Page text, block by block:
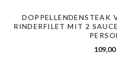
DOPPELLENDENSTEAK
RINDERFILET MIT 2
109,00